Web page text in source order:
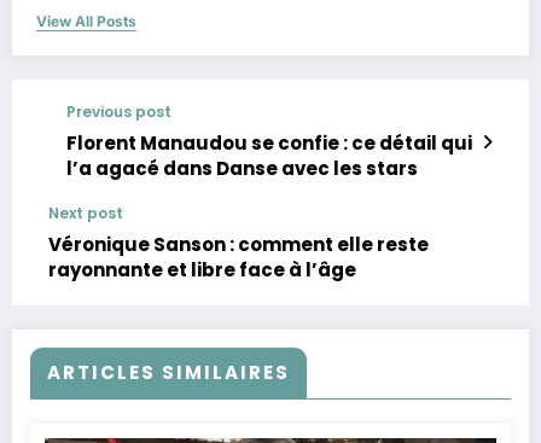
View All Posts
Previous post
Florent Manaudou se confie : ce détail qui
l’a agacé dans Danse avec les stars
Next post
Véronique Sanson : comment elle reste
rayonnante et libre face à l’âge
ARTICLES SIMILAIRES